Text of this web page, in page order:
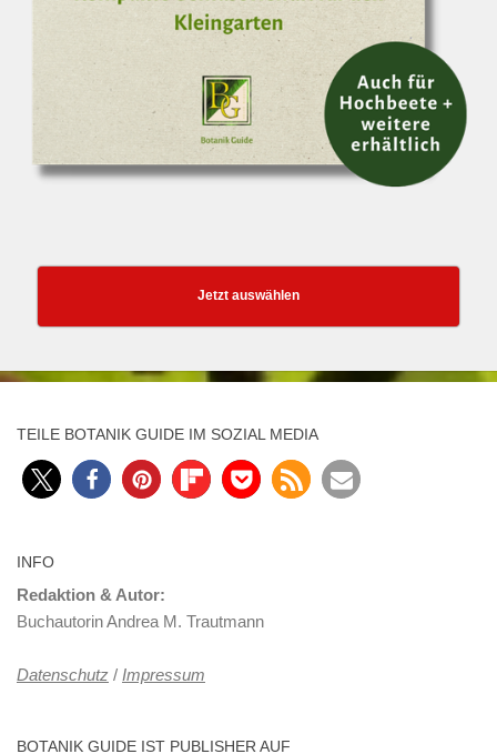
Jetzt auswählen
TEILE BOTANIK GUIDE IM SOZIAL MEDIA
INFO
Redaktion & Autor:
Buchautorin Andrea M. Trautmann
Datenschutz / Impressum
BOTANIK GUIDE IST PUBLISHER AUF